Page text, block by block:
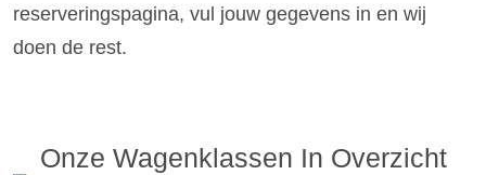
reserveringspagina, vul jouw gegevens in en wij
doen de rest.
Onze Wagenklassen In Overzicht